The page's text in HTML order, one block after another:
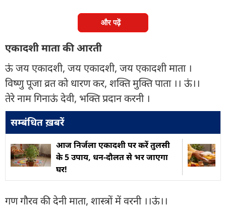
और पढ़ें
एकादशी माता की आरती
ऊं जय एकादशी, जय एकादशी, जय एकादशी माता ।
विष्णु पूजा व्रत को धारण कर, शक्ति मुक्ति पाता ।। ऊं।।
तेरे नाम गिनाऊं देवी, भक्ति प्रदान करनी ।
सम्बंधित ख़बरें
आज निर्जला एकादशी पर करें तुलसी
के 5 उपाय, धन-दौलत से भर जाएगा
घर!
गण गौरव की देनी माता, शास्त्रों में वरनी ।।ऊं।।